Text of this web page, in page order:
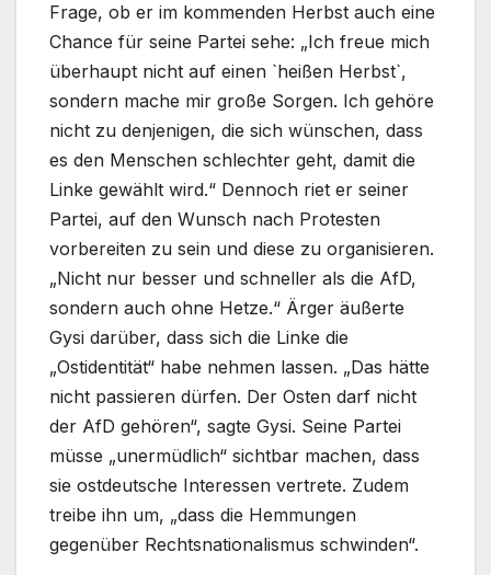
Frage, ob er im kommenden Herbst auch eine
Chance für seine Partei sehe: „Ich freue mich
überhaupt nicht auf einen `heißen Herbst`,
sondern mache mir große Sorgen. Ich gehöre
nicht zu denjenigen, die sich wünschen, dass
es den Menschen schlechter geht, damit die
Linke gewählt wird.“ Dennoch riet er seiner
Partei, auf den Wunsch nach Protesten
vorbereiten zu sein und diese zu organisieren.
„Nicht nur besser und schneller als die AfD,
sondern auch ohne Hetze.“ Ärger äußerte
Gysi darüber, dass sich die Linke die
„Ostidentität“ habe nehmen lassen. „Das hätte
nicht passieren dürfen. Der Osten darf nicht
der AfD gehören“, sagte Gysi. Seine Partei
müsse „unermüdlich“ sichtbar machen, dass
sie ostdeutsche Interessen vertrete. Zudem
treibe ihn um, „dass die Hemmungen
gegenüber Rechtsnationalismus schwinden“.